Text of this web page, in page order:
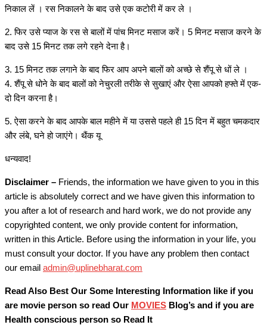
निकाल लें । रस निकालने के बाद उसे एक कटोरी में कर ले ।
2. फिर उसे प्याज के रस से बालों में पांच मिनट मसाज करें। 5 मिनट मसाज करने के
बाद उसे 15 मिनट तक लगे रहने देना है।
3. 15 मिनट तक लगाने के बाद फिर आप अपने बालों को अच्छे से शैंपू से धों ले ।
4. शैंपू से धोने के बाद बालों को नेचुरली तरीके से सुखाएं और ऐसा आपको हफ्ते में एक-
दो दिन करना है।
5. ऐसा करने के बाद आपके बाल महीने में या उससे पहले ही 15 दिन में बहुत चमकदार
और लंबे, घने हो जाएंगे। थैंक यू
धन्यवाद!
Disclaimer – Friends, the information we have given to you in this
article is absolutely correct and we have given this information to
you after a lot of research and hard work, we do not provide any
copyrighted content, we only provide content for information,
written in this Article. Before using the information in your life, you
must consult your doctor. If you have any problem then contact
our email admin@uplinebharat.com
Read Also Best Our Some Interesting Information like if you
are movie person so read Our MOVIES Blog’s and if you are
Health conscious person so Read It